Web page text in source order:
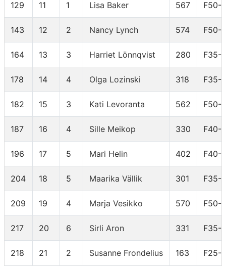
129 11 1 Lisa Baker 567 F50-
143 12 2 Nancy Lynch 574 F50-
164 13 3 Harriet Lönnqvist 280 F35-
178 14 4 Olga Lozinski 318 F35-
182 15 3 Kati Levoranta 562 F50-
187 16 4 Sille Meikop 330 F40-
196 17 5 Mari Helin 402 F40-
204 18 5 Maarika Vällik 301 F35-
209 19 4 Marja Vesikko 570 F50-
217 20 6 Sirli Aron 331 F35-
218 21 2 Susanne Frondelius 163 F25-